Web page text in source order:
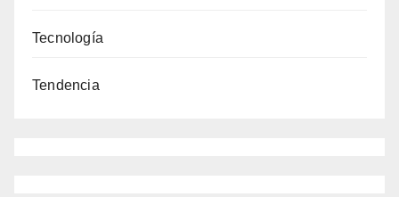
Tecnología
Tendencia